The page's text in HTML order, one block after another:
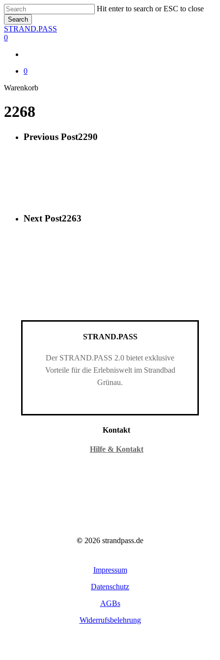
Skip
to
main
content
Hit enter to search or ESC to close
Search
Close
Search
STRAND.PASS
0
0
WarenkorbClose
2268
Previous Post2290
Next Post2263
STRAND.PASS
Der STRAND.PASS 2.0 bietet exklusive
Vorteile für die Erlebniswelt im Strandbad
Grünau.
Kontakt
Hilfe & Kontakt
© 2026 strandpass.de
Impressum
Datenschutz
AGBs
Widerrufsbelehrung